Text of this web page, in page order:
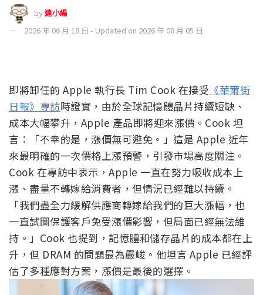
by達小編
2026 年 06 月 18 日 - Updated on 2026 年 08 月 05 日
即將卸任的 Apple 執行長 Tim Cook 在接受 《華爾街
日報》專訪時證實，由於全球記憶體晶片持續短缺、
成本大幅攀升，Apple 產品即將迎來漲價。Cook 坦
言：「不幸的是，漲價無可避免。」這是 Apple 近年
來最明確的一次價格上漲預警，引發市場高度關注。
Cook 在專訪中表示，Apple 一直在努力吸收成本上
漲、盡量不轉嫁給消費者，但情況已經難以持續。
「我們盡全力緩解供應商轉嫁給我們的巨大漲幅，也
一直試圖保護客戶免受漲價影響，但局面已經無法維
持。」Cook 也提到，記憶體和儲存晶片的成本都在上
升，但 DRAM 的問題最為嚴峻。他坦言 Apple 已經評
估了多種應對方案，漲價是最後的選擇。